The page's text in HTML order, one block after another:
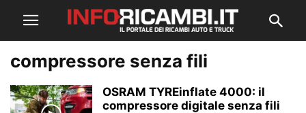
compressore senza fili
OSRAM TYREinflate 4000: il
compressore digitale senza fili